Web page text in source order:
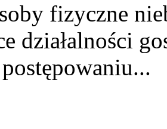
fizyczne
działalności